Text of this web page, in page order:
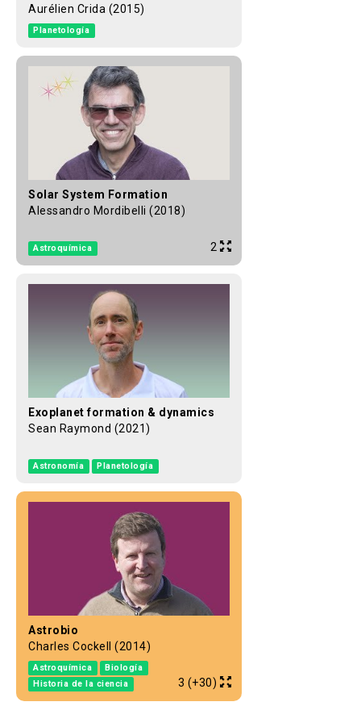
Aurélien Crida (2015)
Planetología
Solar System Formation
Alessandro Mordibelli (2018)
Astroquímica 2
Exoplanet formation & dynamics
Sean Raymond (2021)
Astronomía Planetología
Astrobio
Charles Cockell (2014)
Astroquímica
Biología
Historia de la ciencia
3 (+30)